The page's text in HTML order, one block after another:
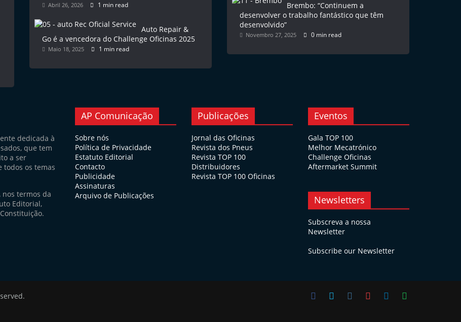
Abril 26, 2026 1 min read
Auto Repair &
Go é a vencedora do Challenge Oficinas 2025
Maio 18, 2025 1 min read
Brembo: “Continuem a
desenvolver o trabalho fantástico que têm
desenvolvido”
Novembro 27, 2025 0 min read
dedicada à
que tem
a ser
todos os temas
nos termos da
Editorial,
AP Comunicação
Sobre nós
Política de Privacidade
Estatuto Editorial
Contacto
Publicidade
Assinaturas
Arquivo de Publicações
Publicações
Jornal das Oficinas
Revista dos Pneus
Revista TOP 100
Distribuidores
Revista TOP 100 Oficinas
Eventos
Gala TOP 100
Melhor Mecatrónico
Challenge Oficinas
Aftermarket Summit
Newsletters
Subscreva a nossa
Newsletter
Subscribe our Newsletter